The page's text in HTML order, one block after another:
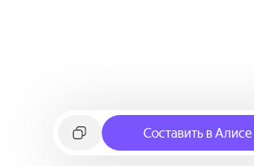
Составить в Алисе